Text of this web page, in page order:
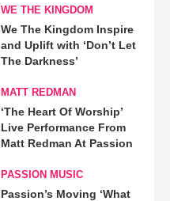
WE THE KINGDOM
We The Kingdom Inspire
and Uplift with ‘Don’t Let
The Darkness’
MATT REDMAN
‘The Heart Of Worship’
Live Performance From
Matt Redman At Passion
PASSION MUSIC
Passion’s Moving ‘What